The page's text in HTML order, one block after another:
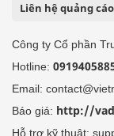
Liên hệ quảng cáo
Công ty Cổ phần
Hotline:
Email:
Báo giá: http://
Hỗ trợ kỹ thuật: